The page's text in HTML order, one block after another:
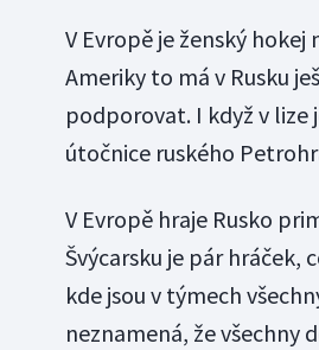
V Evropě je ženský hokej
Ameriky to má v Rusku
podporovat. I když v
útočnice ruského
V Evropě hraje Rusko
Švýcarsku je pár hráček,
kde jsou v týmech
neznamená, že všechny